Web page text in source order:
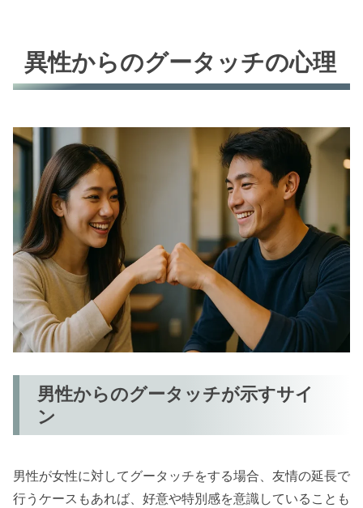
異性からのグータッチの心理
男性からのグータッチが示すサイ
ン
男性が女性に対してグータッチをする場合、友情の延長で
行うケースもあれば、好意や特別感を意識していることも